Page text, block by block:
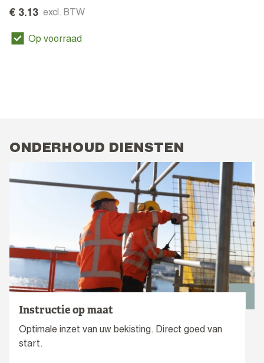
€ 3.13 excl. BTW
Op voorraad
ONDERHOUD DIENSTEN
Instructie op maat
Optimale inzet van uw bekisting. Direct goed van
start.